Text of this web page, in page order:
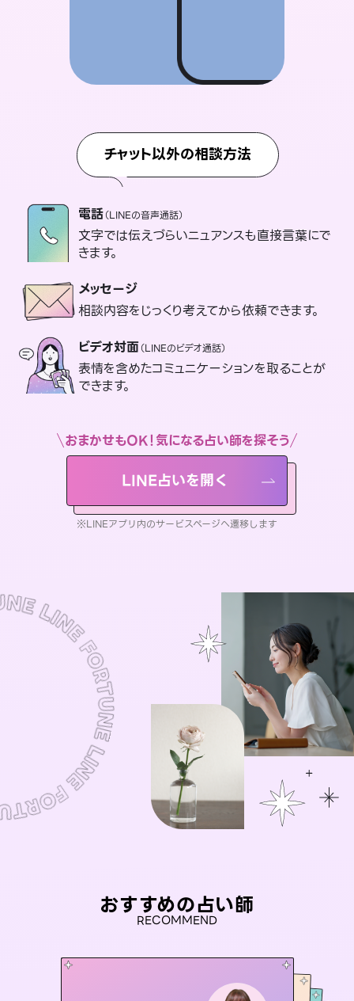
チャット以外の相談方法
電話（LINEの音声通話）
文字では伝えづらいニュアンスも直接言葉にで
きます。
メッセージ
相談内容をじっくり考えてから依頼できます。
ビデオ対面（LINEのビデオ通話）
表情を含めたコミュニケーションを取ることが
できます。
おまかせもOK！気になる占い師を探そう
LINE占いを開く
※LINEアプリ内のサービスページへ遷移します
おすすめの占い師
RECOMMEND